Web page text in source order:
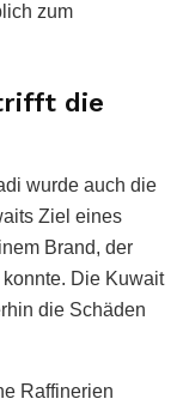
zum
die
wurde auch die
Ziel eines
Brand, der
Die Kuwait
die Schäden
Raffinerien